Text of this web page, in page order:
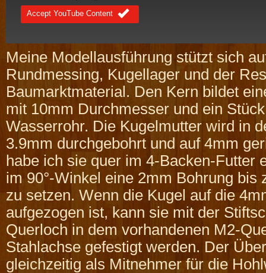
Accept YouTube Content
Meine Modellausführung stützt sich
Rundmessing, Kugellager und der
Baumarktmaterial. Den Kern bildet
mit 10mm Durchmesser und ein
Wasserrohr. Die Kugelmutter wird in
3.9mm durchgebohrt und auf 4mm
habe ich sie quer im 4-Backen-Futter
im 90°-Winkel eine 2mm Bohrung bis
zu setzen. Wenn die Kugel auf die
aufgezogen ist, kann sie mit der
Querloch in dem vorhandenen M2-
Stahlachse gefestigt werden. Der
gleichzeitig als Mitnehmer für die